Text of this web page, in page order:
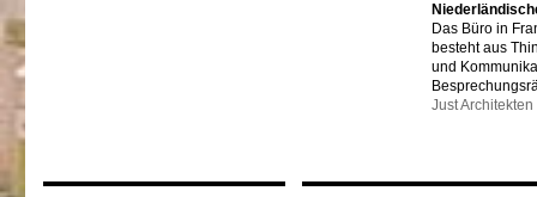
Das Büro in
besteht aus
und
Just Architekten